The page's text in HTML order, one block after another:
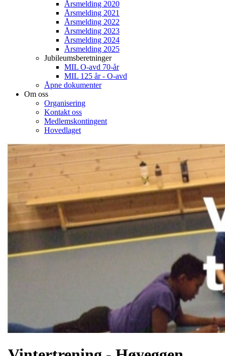
Årsmelding 2020
Årsmelding 2021
Årsmelding 2022
Årsmelding 2023
Årsmelding 2024
Årsmelding 2025
Jubileumsberetninger
MIL O-avd 70-år
MIL 125 år - O-avd
Åpne dokumenter
Om oss
Organisering
Kontakt oss
Medlemskontingent
Hovedlaget